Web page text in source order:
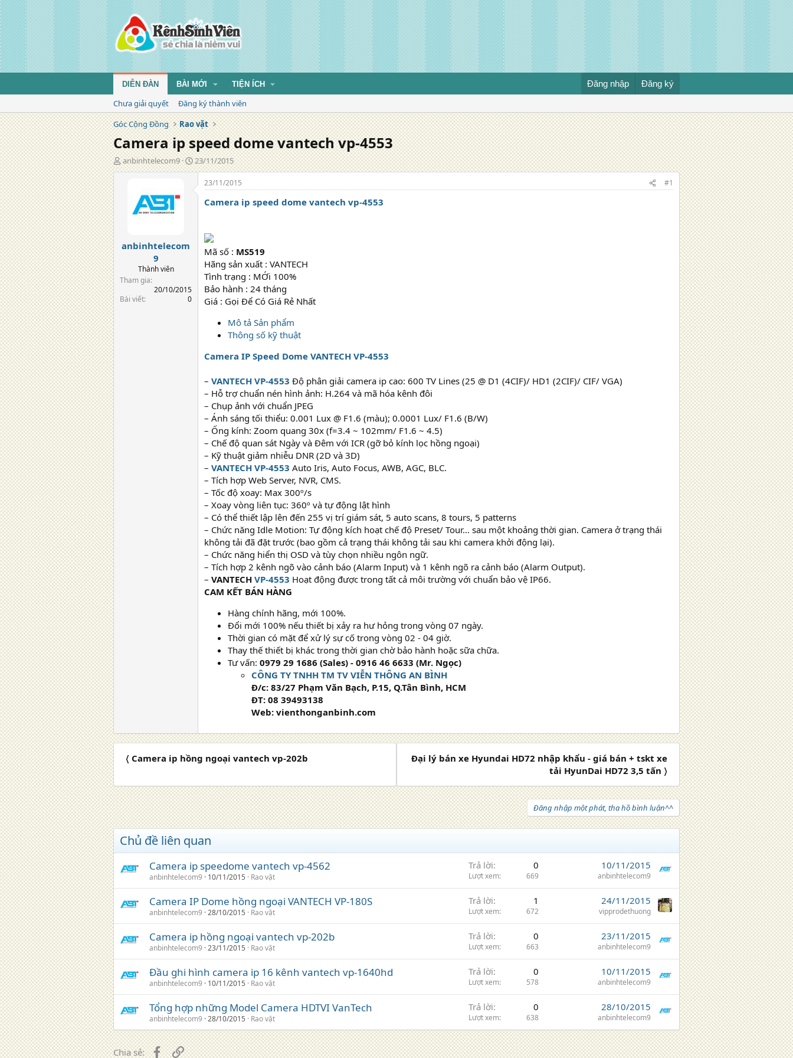
DIỄN ĐÀN BÀI MỚI TIỆN ÍCH Đăng nhập Đăng ký
Chưa giải quyết
Đăng ký thành viên
Góc Cộng Đồng
Rao vặt
Camera ip speed dome vantech vp-4553
T
á
anbinhtelecom9
N
g
y
23/11/2015
anbinhtelecom
9
Thành viên
Tham gia
20/10/2015
Bài viết
0
23/11/2015 #1
Camera ip speed dome vantech vp-4553
Mã số : MS519
Hãng sản xuất : VANTECH
Tình trạng : MỚi 100%
Bảo hành : 24 tháng
Giá : Gọi Để Có Giá Rẻ Nhất
Mô tả Sản phẩm
Thông số kỹ thuật
Camera IP Speed Dome VANTECH VP-4553
– VANTECH VP-4553 Độ phân giải camera ip cao: 600 TV Lines (25 @ D1 (4CIF)/ HD1 (2CIF)/ CIF/ VGA)
– Hỗ trợ chuẩn nén hình ảnh: H.264 và mã hóa kênh đôi
– Chụp ảnh với chuẩn JPEG
– Ánh sáng tối thiểu: 0.001 Lux @ F1.6 (màu); 0.0001 Lux/ F1.6 (B/W)
– Ống kính: Zoom quang 30x (f=3.4 ~ 102mm/ F1.6 ~ 4.5)
– Chế độ quan sát Ngày và Đêm với ICR (gỡ bỏ kính lọc hồng ngoại)
– Kỹ thuật giảm nhiễu DNR (2D và 3D)
– VANTECH VP-4553 Auto Iris, Auto Focus, AWB, AGC, BLC.
– Tích hợp Web Server, NVR, CMS.
– Tốc độ xoay: Max 300º/s
– Xoay vòng liên tục: 360º và tự động lật hình
– Có thể thiết lập lên đến 255 vị trí giám sát, 5 auto scans, 8 tours, 5 patterns
– Chức năng Idle Motion: Tự động kích hoạt chế độ Preset/ Tour… sau một khoảng thời gian. Camera ở trạng thái
không tải đã đặt trước (bao gồm cả trạng thái không tải sau khi camera khởi động lại).
– Chức năng hiển thị OSD và tùy chọn nhiều ngôn ngữ.
– Tích hợp 2 kênh ngõ vào cảnh báo (Alarm Input) và 1 kênh ngõ ra cảnh báo (Alarm Output).
– VANTECH VP-4553 Hoạt động được trong tất cả môi trường với chuẩn bảo vệ IP66.
CAM KẾT BÁN HÀNG
Hàng chính hãng, mới 100%.
Đổi mới 100% nếu thiết bị xảy ra hư hỏng trong vòng 07 ngày.
Thời gian có mặt để xử lý sự cố trong vòng 02 - 04 giờ.
Thay thế thiết bị khác trong thời gian chờ bảo hành hoặc sữa chữa.
Tư vấn: 0979 29 1686 (Sales) - 0916 46 6633 (Mr. Ngọc)
CÔNG TY TNHH TM TV VIỄN THÔNG AN BÌNH
Đ/c: 83/27 Phạm Văn Bạch, P.15, Q.Tân Bình, HCM
ĐT: 08 39493138
Web: vienthonganbinh.com
〈 Camera ip hồng ngoại vantech vp-202b
Đại lý bán xe Hyundai HD72 nhập khẩu - giá bán + tskt xe
tải HyunDai HD72 3,5 tấn 〉
Đăng nhập một phát, tha hồ bình luận^^
Chủ đề liên quan
Camera ip speedome vantech vp-4562
anbinhtelecom9 10/11/2015 Rao vặt
Trả lời 0
Lượt xem 669
10/11/2015
anbinhtelecom9
Camera IP Dome hồng ngoại VANTECH VP-180S
anbinhtelecom9 28/10/2015 Rao vặt
Trả lời 1
Lượt xem 672
24/11/2015
vipprodethuong
Camera ip hồng ngoại vantech vp-202b
anbinhtelecom9 23/11/2015 Rao vặt
Trả lời 0
Lượt xem 663
23/11/2015
anbinhtelecom9
Đầu ghi hình camera ip 16 kênh vantech vp-1640hd
anbinhtelecom9 10/11/2015 Rao vặt
Trả lời 0
Lượt xem 578
10/11/2015
anbinhtelecom9
Tổng hợp những Model Camera HDTVI VanTech
anbinhtelecom9 28/10/2015 Rao vặt
Trả lời 0
Lượt xem 638
28/10/2015
anbinhtelecom9
Chia sẻ: Facebook
Liên kết